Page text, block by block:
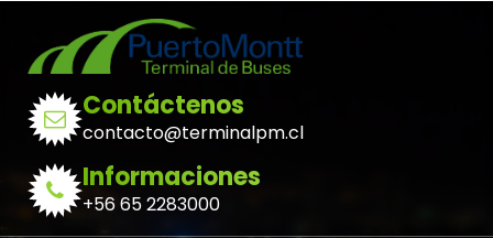
Contáctenos
contacto@terminalpm.cl
Informaciones
+56 65 2283000